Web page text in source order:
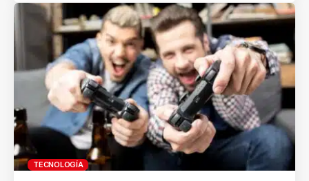
TECNOLOGÍA